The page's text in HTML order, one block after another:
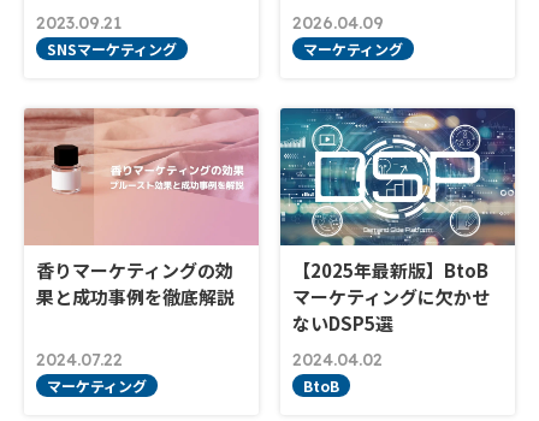
2023.09.21
SNSマーケティング
2026.04.09
マーケティング
香りマーケティングの効
果と成功事例を徹底解説
2024.07.22
マーケティング
【2025年最新版】BtoB
マーケティングに欠かせ
ないDSP5選
2024.04.02
BtoB